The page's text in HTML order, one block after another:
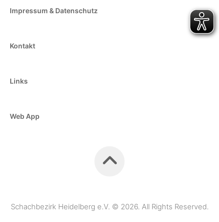
Impressum & Datenschutz
Kontakt
Links
Web App
Schachbezirk Heidelberg e.V. © 2026. All Rights Reserved.